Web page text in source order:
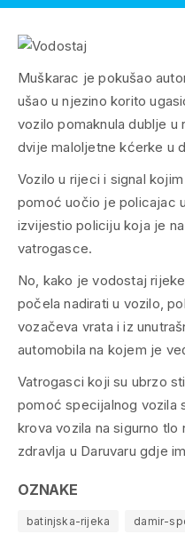
Muškarac je pokušao
ušao u njezino korito
vozilo pomaknula dublje
dvije maloljetne kćerke u
Vozilo u rijeci i signal
pomoć uočio je policajac
izvijestio policiju koja je
vatrogasce.
No, kako je vodostaj
počela nadirati u vozilo,
vozačeva vrata i iz
automobila na kojem je
Vatrogasci koji su ubrzo
pomoć specijalnog vozila
krova vozila na sigurno tlo
zdravlja u Daruvaru gdje
OZNAKE
batinjska-rijeka damir-